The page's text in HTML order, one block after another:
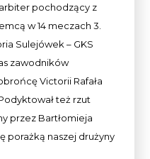
pochodzący z
w 14 meczach 3.
Sulejówek – GKS
zawodników
Victorii Rafała
też rzut
przez Bartłomieja
porażką naszej drużyny